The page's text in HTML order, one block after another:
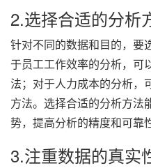
2.选择合适的分析
针对不同的数据和目的，要
于员工工作效率的分析，可
法；对于人力成本的分析，
方法。选择合适的分析方法
势，提高分析的精度和可靠
3.注重数据的真实